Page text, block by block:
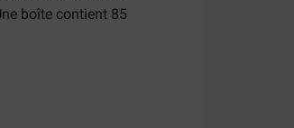
boîte contient 85